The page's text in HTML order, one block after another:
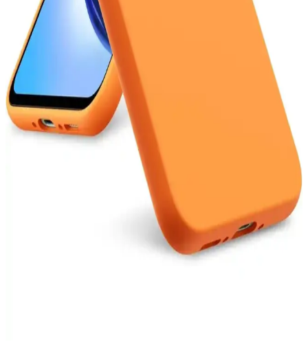
Galaxy A12 ve A36 modellerinin boyutları hakkında detaylar,
kullanım alışkanlıklarına uygun telefon seçimi için önemli kriterler
ve öneriler içerir.
8000 mAh Kapasiteli Telefon Bataryası: Uzun Süreli
Kullanım ve Teknolojik Özellikler
8000 mAh batarya, uzun kullanım ve yüksek performans sağlar.
Teknolojik gelişmelerle optimize edilen bu bataryalar, taşınabilirlik
ve hızlı şarj özellikleriyle öne çıkar.
Samsung'un Uygun Fiyatlı ve Performanslı Orta
Segment Akıllı Telefon Modelleri
Samsung'un uygun fiyatlı ve performanslı orta segment telefonları,
geniş ekran, güçlü işlemci ve uzun batarya ömrü ile günlük kullanım
ve hafif oyunlar için ideal seçenekler sunuyor.
Samsung A54 için Silikon Kadife Kılıf: Koruma ve